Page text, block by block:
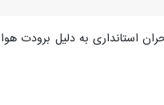
استانداری به دلیل برودت